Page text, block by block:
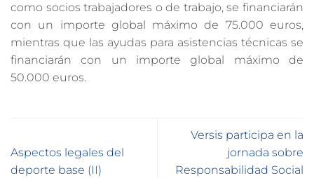
como socios trabajadores o de trabajo, se financiarán
con un importe global máximo de 75.000 euros,
mientras que las ayudas para asistencias técnicas se
financiarán con un importe global máximo de
50.000 euros.
Aspectos legales del
deporte base (II)
Versis participa en la
jornada sobre
Responsabilidad Social